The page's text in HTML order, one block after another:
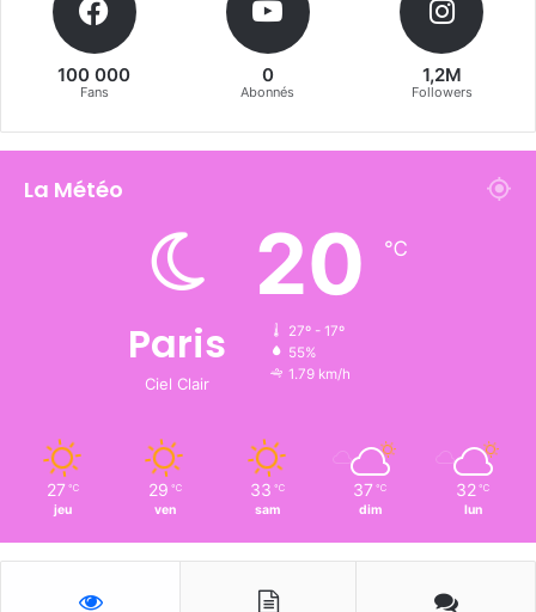
100 000
Fans
0
Abonnés
1,2M
Followers
La Météo
Paris
Ciel Clair
20 ℃
27º - 17º
55%
1.79 km/h
27 ℃
jeu
29 ℃
ven
33 ℃
sam
37 ℃
dim
32 ℃
lun